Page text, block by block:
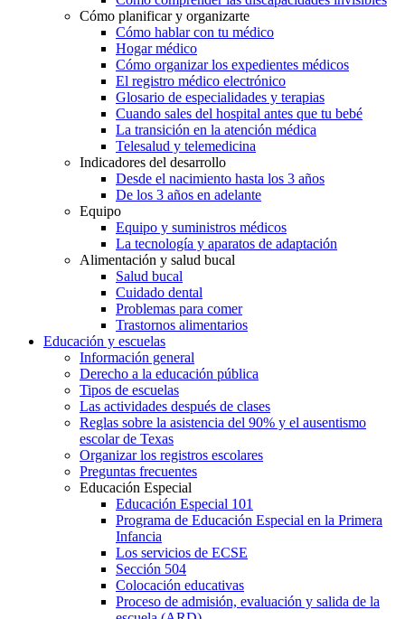
Cómo planificar y organizarte
Cómo hablar con tu médico
Hogar médico
Cómo organizar los expedientes médicos
El registro médico electrónico
Glosario de especialidades y terapias
Cuando sales del hospital antes que tu bebé
La transición en la atención médica
Telesalud y telemedicina
Indicadores del desarrollo
Desde el nacimiento hasta los 3 años
De los 3 años en adelante
Equipo
Equipo y suministros médicos
La tecnología y aparatos de adaptación
Alimentación y salud bucal
Salud bucal
Cuidado dental
Problemas para comer
Trastornos alimentarios
Educación y escuelas
Información general
Derecho a la educación pública
Tipos de escuelas
Las actividades después de clases
Reglas sobre la asistencia del 90% y el ausentismo
escolar de Texas
Organizar los registros escolares
Preguntas frecuentes
Educación Especial
Educación Especial 101
Programa de Educación Especial en la Primera
Infancia
Los servicios de ECSE
Sección 504
Colocación educativas
Proceso de admisión, evaluación y salida de la